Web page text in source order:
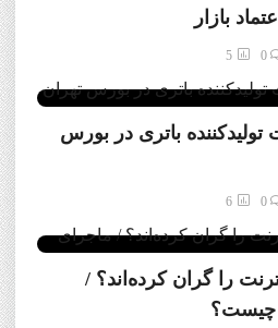
بازار
0
5
باتری در بورس
0
6
را گران کرده‌اند؟ /